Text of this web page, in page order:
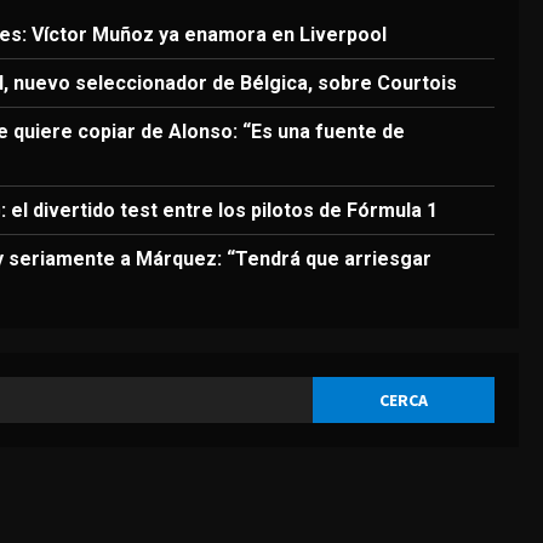
DEPORTES
Noruega pide la dimisión de
DEPORTES
Ivan Toney, acusado de
agresión en una discoteca
Víctor Muñoz ya enamora en Liverpool
nuevo seleccionador de Bélgica, sobre Courtois
quiere copiar de Alonso: “Es una fuente de
el divertido test entre los pilotos de Fórmula 1
seriamente a Márquez: “Tendrá que arriesgar